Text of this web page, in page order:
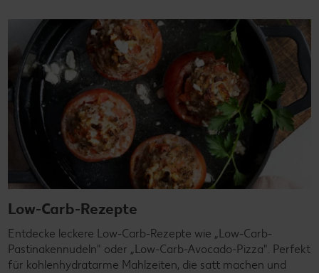
Low-Carb-Rezepte
Entdecke leckere Low-Carb-Rezepte wie „Low-Carb-
Pastinakennudeln" oder „Low-Carb-Avocado-Pizza". Perfekt
für kohlenhydratarme Mahlzeiten, die satt machen und